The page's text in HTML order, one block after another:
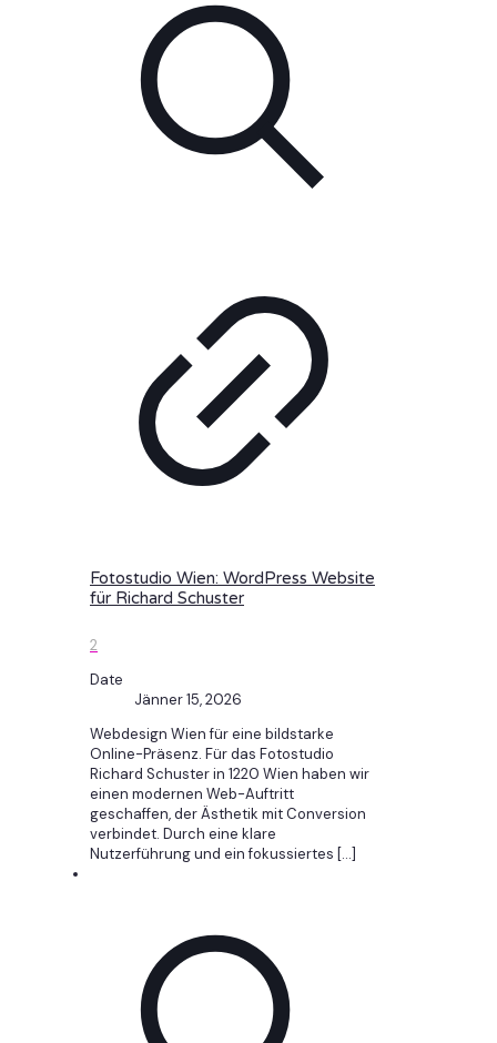
Fotostudio Wien: WordPress Website
für Richard Schuster
2
Date
Jänner 15, 2026
Webdesign Wien für eine bildstarke
Online-Präsenz. Für das Fotostudio
Richard Schuster in 1220 Wien haben wir
einen modernen Web-Auftritt
geschaffen, der Ästhetik mit Conversion
verbindet. Durch eine klare
Nutzerführung und ein fokussiertes […]